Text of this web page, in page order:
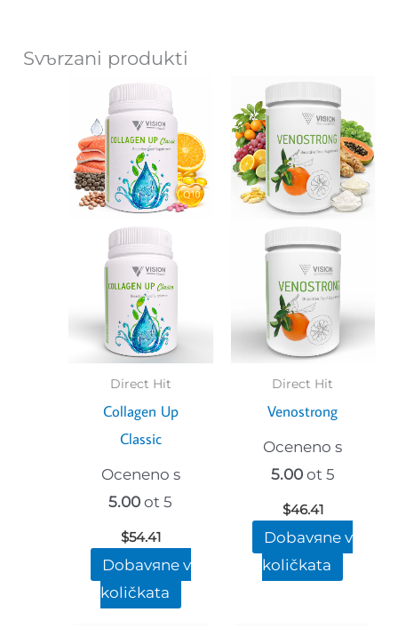
Svъrzani produkti
Direct Hit
Collagen Up
Classic
Oceneno s
5.00 ot 5
$54.41
Dobavяne v
količkata
Direct Hit
Venostrong
Oceneno s
5.00ot 5
$46.41
Dobavяne v
količkata